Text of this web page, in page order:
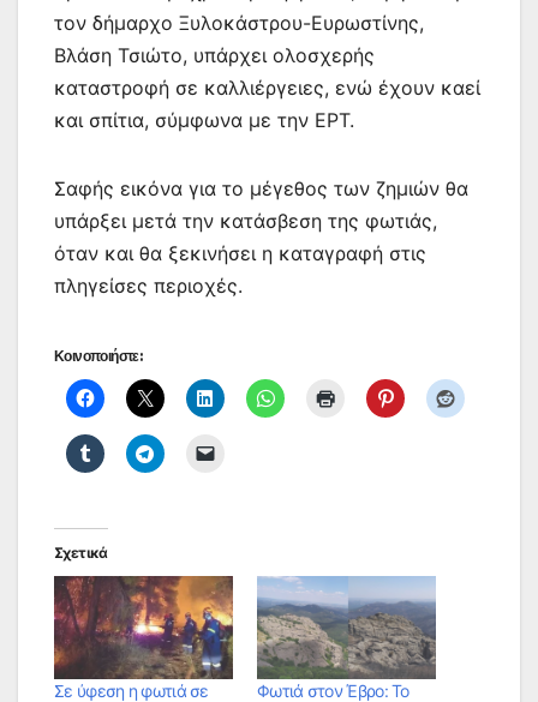
τον δήμαρχο Ξυλοκάστρου-Ευρωστίνης,
Βλάση Τσιώτο, υπάρχει ολοσχερής
καταστροφή σε καλλιέργειες, ενώ έχουν καεί
και σπίτια, σύμφωνα με την ΕΡΤ.
Σαφής εικόνα για το μέγεθος των ζημιών θα
υπάρξει μετά την κατάσβεση της φωτιάς,
όταν και θα ξεκινήσει η καταγραφή στις
πληγείσες περιοχές.
Κοινοποιήστε:
Σχετικά
Σε ύφεση η φωτιά σε
Φωτιά στον Έβρο: Το